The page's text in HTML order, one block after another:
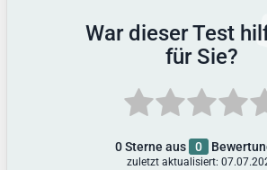
Alle Infos zum Thema
War dieser Test
für Sie?
0Sterne aus 0
zuletzt aktualisiert: